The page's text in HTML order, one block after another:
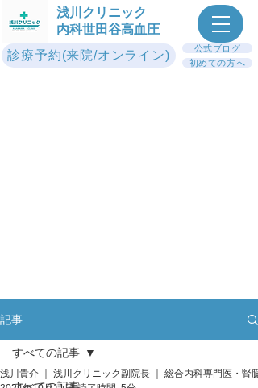
浅川クリニック
内科世田谷高血圧
診療予約(来院/オンライン)
公式ブログ
初めての方へ
記事
すべての記事
浅川貴介 ｜ 浅川クリニック副院長 ｜ 総合内科専門医・腎